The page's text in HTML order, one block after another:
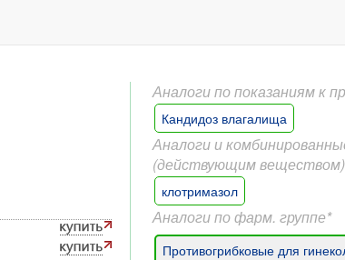
Аналоги по показаниям к
Кандидоз влагалища
Аналоги и
(действующим
клотримазол
Аналоги по фарм. группе*
Противогрибковые для